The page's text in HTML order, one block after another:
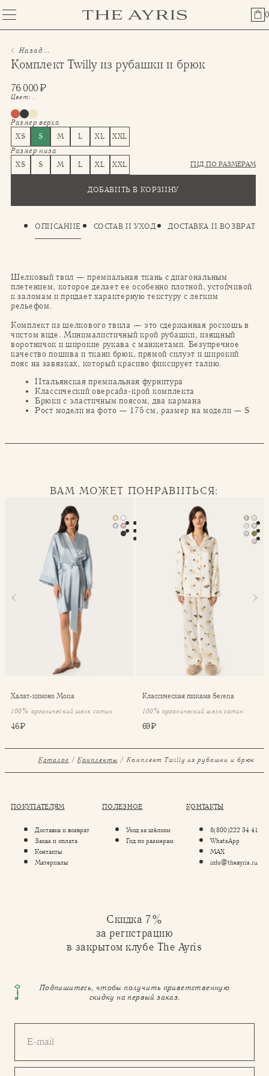
0
Назад...
⁠⁠Комплект Twilly из рубашки и брюк
76 000₽
Цвет:.
Размер верха
S
XS M L XL
XXL
Размер низа
S
XS M L XL XXL ГИД ПО РАЗМЕРАМ
ДОБАВИТЬ В КОРЗИНУ
ОПИСАНИЕ СОСТАВ И УХОД ДОСТАВКА И ВОЗВРАТ
Шелковый твил — премиальная ткань с диагональным
плетением, которое делает ее особенно плотной, устойчивой
к заломам и придает характерную текстуру с легким
рельефом.
Комплект из шелкового твила — это сдержанная роскошь в
чистом виде. Минималистичный крой рубашки, изящный
воротничок и широкие рукава с манжетами. Безупречное
качество пошива и ткани брюк, прямой силуэт и широкий
пояс на завязках, который красиво фиксирует талию.
Итальянская премиальная фурнитура
Классический оверсайз-крой комплекта
Брюки с эластичным поясом, два кармана
Рост модели на фото — 175 см, размер на модели — S
ВАМ МОЖЕТ ПОНРАВИТЬСЯ:
Халат-кимоно Mona
Халат-кимоно Mona
100% органический шелк сатин
46 ₽
Классическая пижама
Классическая пижама Serena
100% органический шелк сатин
69 ₽
Каталог Комплекты ⁠⁠Комплект Twilly из рубашки и брюк
ПОКУПАТЕЛЯМ
Доставка и возврат
Заказ и оплата
Контакты
Материалы
ПОЛЕЗНОЕ
Уход за шёлком
Гид по размерам
КОНТАКТЫ
8(800)222 34 41
WhatsApp
MAX
info@theayris.ru
Скидка 7%
за регистрацию
в закрытом клубе The Ayris
Подпишитесь, чтобы получить приветственную
скидку на первый заказ.
E-mail